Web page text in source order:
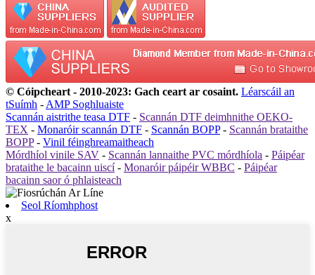
© Cóipcheart - 2010-2023: Gach ceart ar cosaint. Léarscáil an
tSuímh - AMP Soghluaiste
Scannán aistrithe teasa DTF - Scannán DTF deimhnithe OEKO-
TEX - Monaróir scannán DTF - Scannán BOPP- Scannán brataithe
BOPP- Vinil féinghreamaitheach
Mórdhíol vinile SAV - Scannán lannaithe PVC mórdhíola - Páipéar
brataithe le bacainn uiscí- Monaróir páipéir WBBC - Páipéar
bacainn saor ó phlaisteach
Seol Ríomhphost
x